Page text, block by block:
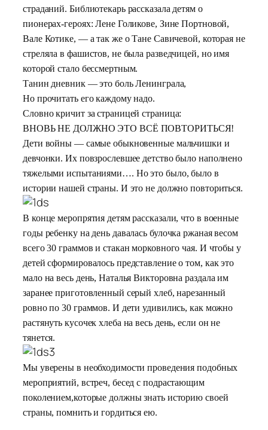
страданий. Библиотекарь рассказала детям о
пионерах-героях: Лене Голикове, Зине Портновой,
Вале Котике, — а так же о Тане Савичевой, которая не
стреляла в фашистов, не была разведчицей, но имя
которой стало бессмертным.
Танин дневник — это боль Ленинграла,
Но прочитать его каждому надо.
Словно кричит за страницей страница:
ВНОВЬ НЕ ДОЛЖНО ЭТО ВСЁ ПОВТОРИТЬСЯ!
Дети войны — самые обыкновенные мальчишки и
девчонки. Их повзрослевшее детство было наполнено
тяжелыми испытаниями…. Но это было, было в
истории нашей страны. И это не должно повториться.
В конце меропрятия детям рассказали, что в военные
годы ребенку на день давалась булочка ржаная весом
всего 30 граммов и стакан морковного чая. И чтобы у
детей сформировалось представление о том, как это
мало на весь день, Наталья Викторовна раздала им
заранее приготовленный серый хлеб, нарезанный
ровно по 30 граммов. И дети удивились, как можно
растянуть кусочек хлеба на весь день, если он не
тянется.
Мы уверены в необходимости проведения подобных
мероприятий, встреч, бесед с подрастающим
поколением,которые должны знать историю своей
страны, помнить и гордиться ею.